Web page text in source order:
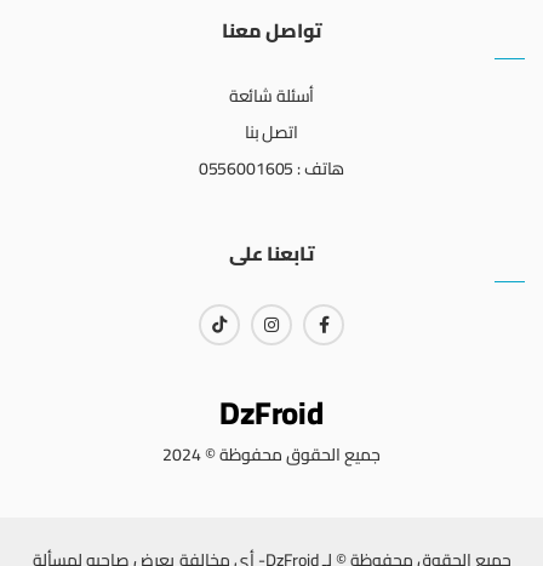
تواصل معنا
أسئلة شائعة
اتصل بنا
هاتف : 0556001605
تابعنا على
DzFroid
جميع الحقوق محفوظة © 2024